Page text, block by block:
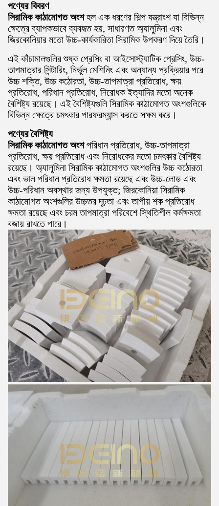
পণ্যের বিবরণ
সিরামিক কাঠামোগত অংশহল এক ধরণের শিল্প যন্ত্রাংশ যা বিভিন্ন
ক্ষেত্রে ব্যাপকভাবে ব্যবহৃত হয়, সাধারণত অ্যালুমিনা এবং
জিরকোনিয়ার মতো উচ্চ-কার্যকারিতা সিরামিক উপকরণ দিয়ে তৈরি।
এই কাঁচামালগুলির শুষ্ক প্রেসিং বা আইসোস্ট্যাটিক প্রেসিং, উচ্চ-
তাপমাত্রার সিন্টারিং, নির্ভুল মেশিনিং এবং অন্যান্য প্রক্রিয়ার পরে
উচ্চ শক্তি, উচ্চ কঠোরতা, উচ্চ-তাপমাত্রা প্রতিরোধ, ক্ষয়
প্রতিরোধ, পরিধান প্রতিরোধ, নিরোধক ইত্যাদির মতো অনেক
বৈশিষ্ট্য রয়েছে। এই বৈশিষ্ট্যগুলি সিরামিক কাঠামোগত অংশগুলিকে
বিভিন্ন ক্ষেত্রে চমৎকার পারফরম্যান্স করতে সক্ষম করে।
পণ্যের বৈশিষ্ট্য
সিরামিক কাঠামোগত অংশপরিধান প্রতিরোধ, উচ্চ-তাপমাত্রা
প্রতিরোধ, ক্ষয় প্রতিরোধ এবং নিরোধকের মতো চমৎকার বৈশিষ্ট্য
রয়েছে। অ্যালুমিনা সিরামিক কাঠামোগত অংশগুলির উচ্চ কঠোরতা
এবং ভাল পরিধান প্রতিরোধ ক্ষমতা রয়েছে এবং উচ্চ-লোড এবং
উচ্চ-পরিধান অবস্থার জন্য উপযুক্ত; জিরকোনিয়া সিরামিক
কাঠামোগত অংশগুলির উচ্চতর দৃঢ়তা এবং তাপীয় শক প্রতিরোধ
ক্ষমতা রয়েছে এবং চরম তাপমাত্রা পরিবেশে স্থিতিশীল কর্মক্ষমতা
বজায় রাখতে পারে।